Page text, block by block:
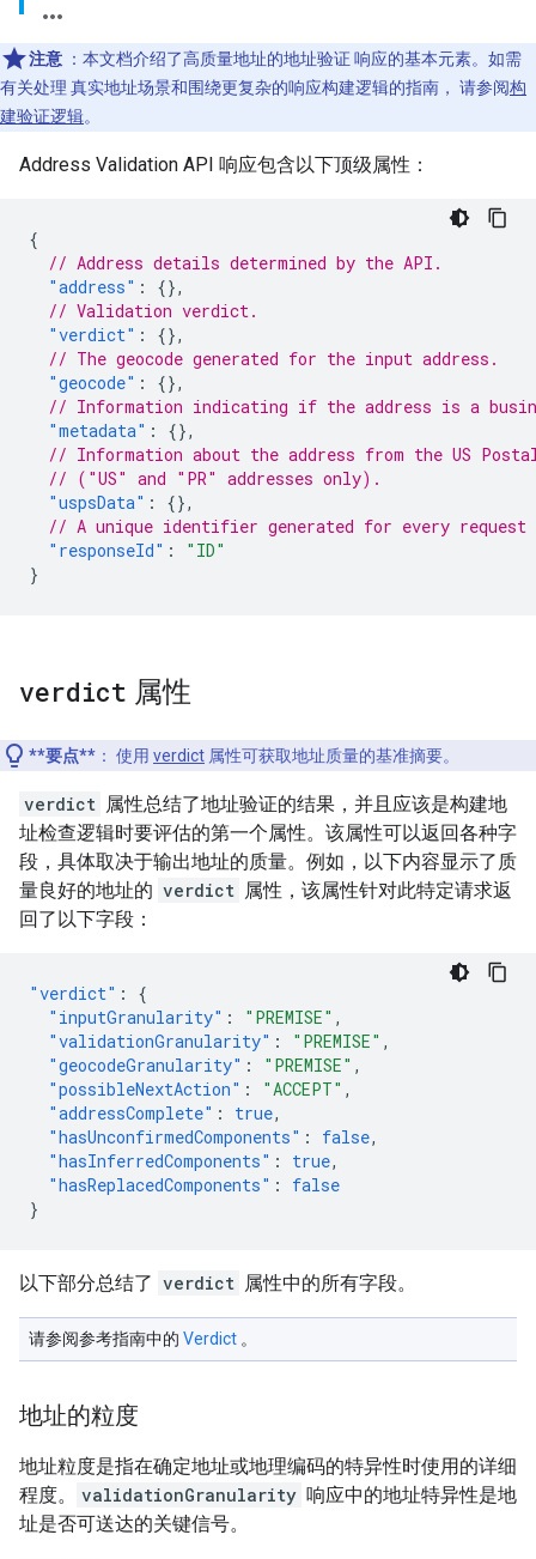
注意 ：本文档介绍了高质量地址的地址验证 响应的基本元素。如需
有关处理 真实地址场景和围绕更复杂的响应构建逻辑的指南， 请参阅构
建验证逻辑。
Address Validation API 响应包含以下顶级属性：
{
// Address details determined by the API.
"address" :
{},
// Validation verdict.
"verdict" :
{},
// The geocode generated for the input address.
"geocode" :
{},
// Information indicating if the address is a
"metadata" :
{},
// Information about the address from the US
// ("US" and "PR" addresses only).
"uspsData" :
{},
// A unique identifier generated for every
"responseId" :
"ID"
}
verdict 属性
**要点** ： 使用 verdict 属性可获取地址质量的基准摘要。
verdict 属性总结了地址验证的结果，并且应该是构建地
址检查逻辑时要评估的第一个属性。该属性可以返回各种字
段，具体取决于输出地址的质量。例如，以下内容显示了质
量良好的地址的 verdict 属性，该属性针对此特定请求返
回了以下字段：
"verdict" :
{
"inputGranularity" : "PREMISE" ,
"validationGranularity" : "PREMISE" ,
"geocodeGranularity" : "PREMISE" ,
"possibleNextAction" : "ACCEPT" ,
"addressComplete" : true,
"hasUnconfirmedComponents" : false,
"hasInferredComponents" : true,
"hasReplacedComponents" :
false
}
以下部分总结了 verdict 属性中的所有字段。
请参阅参考指南中的 Verdict 。
地址的粒度
地址粒度是指在确定地址或地理编码的特异性时使用的详细
程度。
validationGranularity 响应中的地址特异性是地
址是否可送达的关键信号。